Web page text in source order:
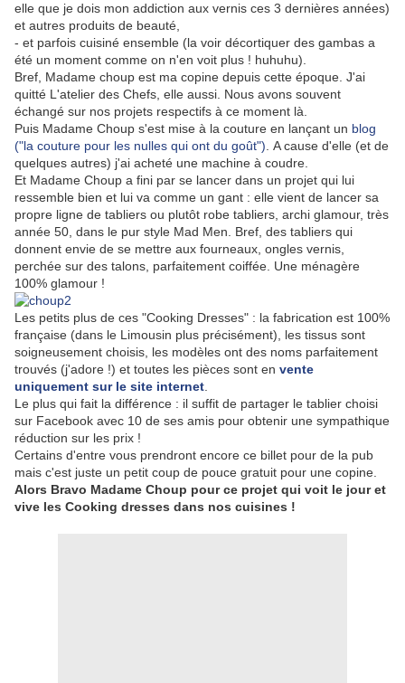
elle que je dois mon addiction aux vernis ces 3 dernières années)
et autres produits de beauté,
- et parfois cuisiné ensemble (la voir décortiquer des gambas a
été un moment comme on n'en voit plus ! huhuhu).
Bref, Madame choup est ma copine depuis cette époque. J'ai
quitté L'atelier des Chefs, elle aussi. Nous avons souvent
échangé sur nos projets respectifs à ce moment là.
Puis Madame Choup s'est mise à la couture en lançant un blog
("la couture pour les nulles qui ont du goût") . A cause d'elle (et de
quelques autres) j'ai acheté une machine à coudre.
Et Madame Choup a fini par se lancer dans un projet qui lui
ressemble bien et lui va comme un gant : elle vient de lancer sa
propre ligne de tabliers ou plutôt robe tabliers, archi glamour, très
année 50, dans le pur style Mad Men. Bref, des tabliers qui
donnent envie de se mettre aux fourneaux, ongles vernis,
perchée sur des talons, parfaitement coiffée. Une ménagère
100% glamour !
Les petits plus de ces "Cooking Dresses" : la fabrication est 100%
française (dans le Limousin plus précisément), les tissus sont
soigneusement choisis, les modèles ont des noms parfaitement
trouvés (j'adore !) et toutes les pièces sont en vente
uniquement sur le site internet
Le plus qui fait la différence : il suffit de partager le tablier choisi
sur Facebook avec 10 de ses amis pour obtenir une sympathique
réduction sur les prix !
Certains d'entre vous prendront encore ce billet pour de la pub
mais c'est juste un petit coup de pouce gratuit pour une copine.
Alors Bravo Madame Choup pour ce projet qui voit le jour et
vive les Cooking dresses dans nos cuisines !